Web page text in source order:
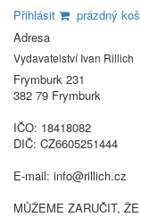
Přihlásit
prázdný
Adresa
Vydavatelství Ivan Rillich
Frymburk 231
382 79 Frymburk
IČO: 18418082
DIČ: CZ6605251444
E-mail: info@rillich.cz
MŮŽEME ZARUČIT,